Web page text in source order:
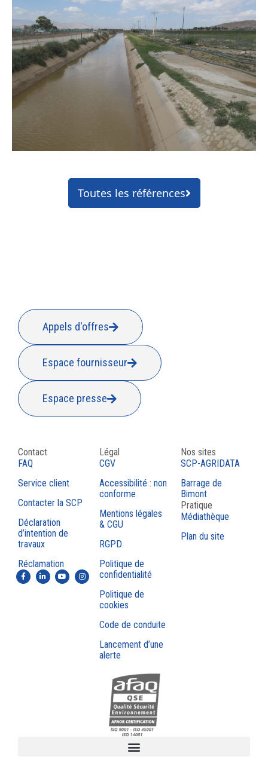
Toutes les références
Appels d'offres
Espace fournisseur
Espace presse
Contact
FAQ
Service client
Contacter la SCP
Déclaration
d’intention de
travaux
Réclamation
Légal
CGV
Accessibilité : non
conforme
Mentions légales
& CGU
RGPD
Politique de
confidentialité
Politique de
cookies
Code de conduite
Lancement d’une
alerte
Nos sites
SCP-AGRIDATA
Barrage de
Bimont
Pratique
Médiathèque
Plan du site